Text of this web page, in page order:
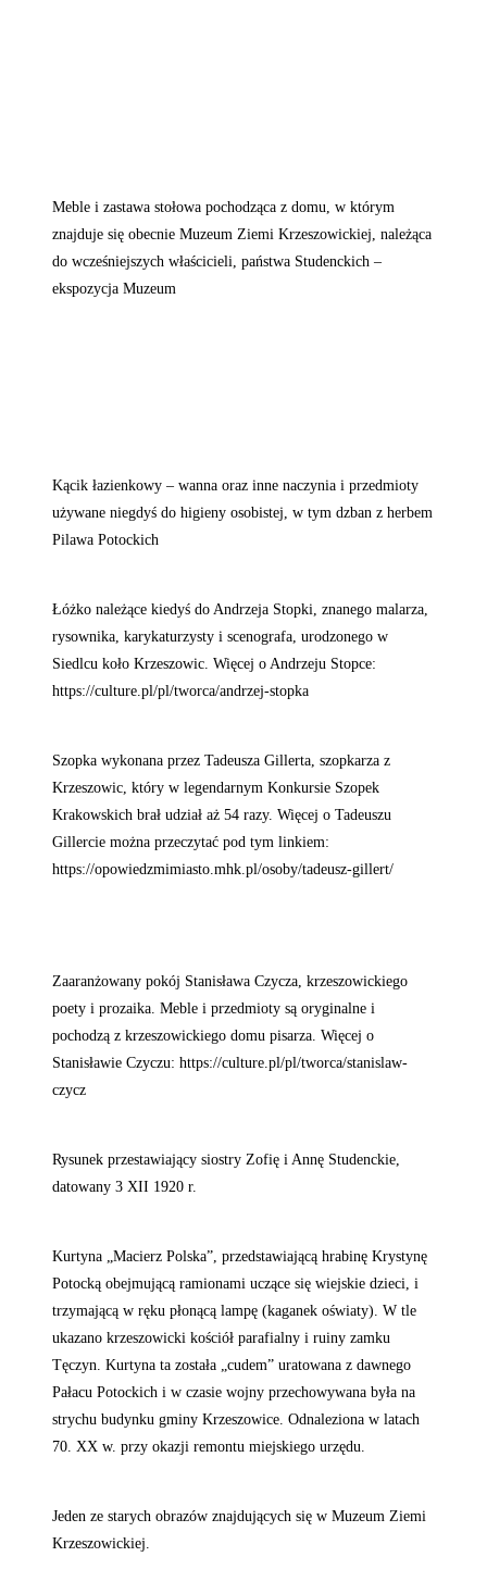
Meble i zastawa stołowa pochodząca z domu, w którym
znajduje się obecnie Muzeum Ziemi Krzeszowickiej, należąca
do wcześniejszych właścicieli, państwa Studenckich –
ekspozycja Muzeum
Kącik łazienkowy – wanna oraz inne naczynia i przedmioty
używane niegdyś do higieny osobistej, w tym dzban z herbem
Pilawa Potockich
Łóżko należące kiedyś do Andrzeja Stopki, znanego malarza,
rysownika, karykaturzysty i scenografa, urodzonego w
Siedlcu koło Krzeszowic. Więcej o Andrzeju Stopce:
https://culture.pl/pl/tworca/andrzej-stopka
Szopka wykonana przez Tadeusza Gillerta, szopkarza z
Krzeszowic, który w legendarnym Konkursie Szopek
Krakowskich brał udział aż 54 razy. Więcej o Tadeuszu
Gillercie można przeczytać pod tym linkiem:
https://opowiedzmimiasto.mhk.pl/osoby/tadeusz-gillert/
Zaaranżowany pokój Stanisława Czycza, krzeszowickiego
poety i prozaika. Meble i przedmioty są oryginalne i
pochodzą z krzeszowickiego domu pisarza. Więcej o
Stanisławie Czyczu: https://culture.pl/pl/tworca/stanislaw-
czycz
Rysunek przestawiający siostry Zofię i Annę Studenckie,
datowany 3 XII 1920 r.
Kurtyna „Macierz Polska”, przedstawiającą hrabinę Krystynę
Potocką obejmującą ramionami uczące się wiejskie dzieci, i
trzymającą w ręku płonącą lampę (kaganek oświaty). W tle
ukazano krzeszowicki kościół parafialny i ruiny zamku
Tęczyn. Kurtyna ta została „cudem” uratowana z dawnego
Pałacu Potockich i w czasie wojny przechowywana była na
strychu budynku gminy Krzeszowice. Odnaleziona w latach
70. XX w. przy okazji remontu miejskiego urzędu.
Jeden ze starych obrazów znajdujących się w Muzeum Ziemi
Krzeszowickiej.